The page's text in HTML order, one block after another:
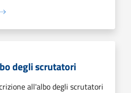
degli scrutatori
all'albo degli scrutatori